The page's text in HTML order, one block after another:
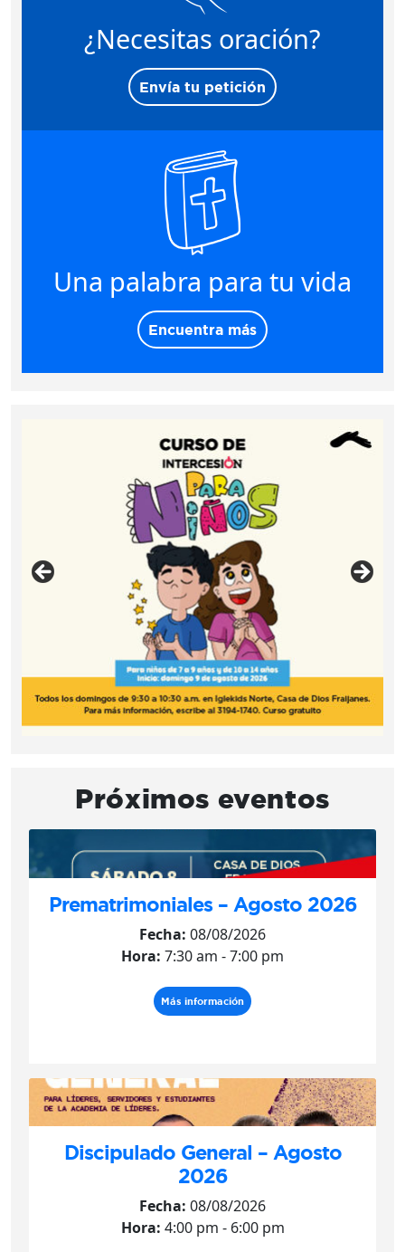
¿Necesitas oración?
Envía tu petición
Una palabra para tu vida
Encuentra más
Próximos eventos
Prematrimoniales – Agosto 2026
Fecha: 08/08/2026
Hora: 7:30 am - 7:00 pm
Más información
Discipulado General – Agosto
2026
Fecha: 08/08/2026
Hora: 4:00 pm - 6:00 pm